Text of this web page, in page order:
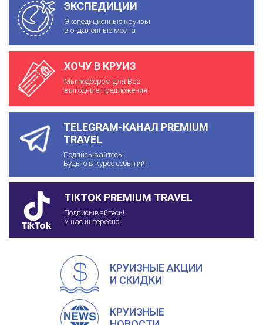
ЭКСПЕДИЦИИ
Экспедиционные круизы
в отдаленные места
ХОЧУ В КРУИЗ
Мы подберем для Вас
выгодные предложения
TELEGRAM-КАНАЛ PREMIUM
TRAVEL
Подписывайтесь!
Будьте в курсе событий!
TIKTOK PREMIUM TRAVEL
Подписывайтесь!
У нас интересно!
КРУИЗНЫЕ АКЦИИ
И СКИДКИ
КРУИЗНЫЕ